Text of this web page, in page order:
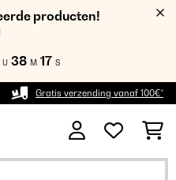
producten!
U 38 M 16 S
Gratis verzending vanaf 100€*